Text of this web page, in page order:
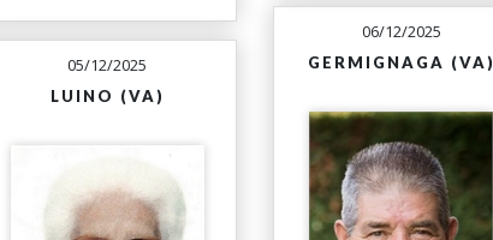
06/12/2025
GERMIGNAGA (VA)
05/12/2025
LUINO (VA)